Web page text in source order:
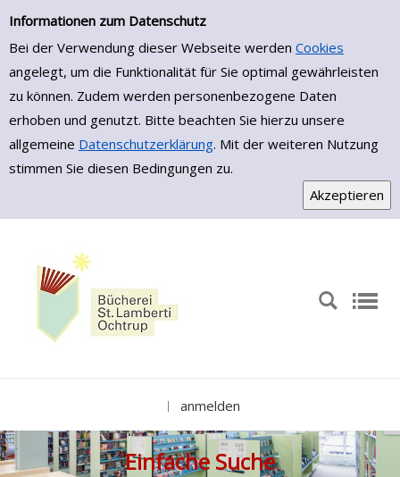
Einfache Suche
Informationen zum Datenschutz
Bei der Verwendung dieser Webseite werden Cookies
angelegt, um die Funktionalität für Sie optimal gewährleisten
zu können. Zudem werden personenbezogene Daten
erhoben und genutzt. Bitte beachten Sie hierzu unsere
allgemeine Datenschutzerklärung. Mit der weiteren Nutzung
stimmen Sie diesen Bedingungen zu.
Zur Detailanzeige springen
anmelden
Einfache Suche